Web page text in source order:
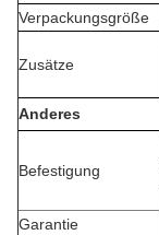
Verpackungsgröße
Zusätze
Anderes
Befestigung
Garantie